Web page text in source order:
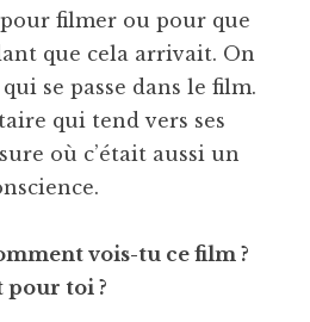
filmer ou pour que
que cela arrivait. On
se passe dans le film.
qui tend vers ses
où c’était aussi un
vois-tu ce film ?
pour toi ?